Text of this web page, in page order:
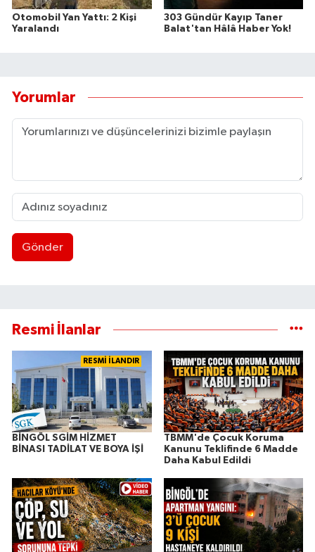
Otomobil Yan Yattı: 2 Kişi
Yaralandı
303 Gündür Kayıp Taner
Balat'tan Hâlâ Haber Yok!
Yorumlar
Gönder
Resmi İlanlar
RESMİ İLANDIR
BİNGÖL SGİM HİZMET
BİNASI TADİLAT VE BOYA İŞİ
TBMM'de Çocuk Koruma
Kanunu Teklifinde 6 Madde
Daha Kabul Edildi